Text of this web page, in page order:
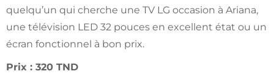
quelqu’un qui cherche une TV LG occasion à Ariana,
une télévision LED 32 pouces en excellent état ou un
écran fonctionnel à bon prix.
Prix : 320 TND